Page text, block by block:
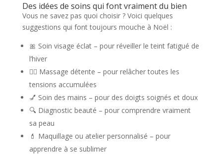
Des idées de soins qui font vraiment du bien
Vous ne savez pas quoi choisir ? Voici quelques
suggestions qui font toujours mouche à Noël :
🎀 Soin visage éclat– pour réveiller le teint fatigué de
l’hiver
💆‍♀️ Massage détente – pour relâcher toutes les
tensions accumulées
💅 Soin des mains – pour des doigts soignés et doux
🔍 Diagnostic beauté – pour comprendre vraiment
sa peau
💄 Maquillage ou atelier personnalisé – pour
apprendre à se sublimer